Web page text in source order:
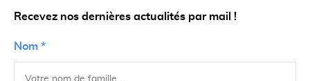
Recevez nos dernières actualités par mail !
Nom *